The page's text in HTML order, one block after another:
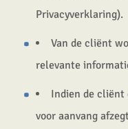
Privacyverklaring).
Van de cliënt
relevante
Indien de cliënt
voor aanvang